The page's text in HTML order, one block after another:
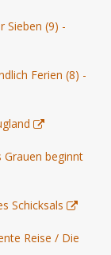
Sieben (9) -
Ferien (8) -
Grauen beginnt
Schicksals
Reise / Die